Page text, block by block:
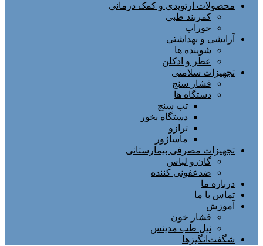
محصولات ارتوپدی و کمک درمانی
کمربند طبی
جوراب
آرایشی و بهداشتی
شوینده ها
عطر و ادکلن
تجهیزات سلامتی
فشار سنج
دستگاه ها
تب سنج
دستگاه بخور
ترازو
ماساژور
تجهیزات مصرفی بیمارستانی
گان و لباس
ضدعفونی کننده
درباره ما
تماس با ما
آموزش
فشار خون
نیل طب مدینس
شگفت‌انگیزها